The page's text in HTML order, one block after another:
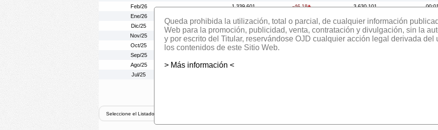
Feb/26
1.339.601 -46,18 3.630.101
Ene/26
Dic/25
2.232.719 75,99 5.224.449
Nov/25
1.268.645 20,73 3.059.398
Oct/25
1.050.809
Sep/25
Ago/25
1.322.434
Jul/25
Queda prohibida la utilización, total o parcial, de cualquier información
Web para la promoción, publicidad, venta, contratación y divulgación, sin la
y por escrito del Titular, reservándose OJD cualquier acción legal derivada del
los contenidos de este Sitio Web.
> Más información <